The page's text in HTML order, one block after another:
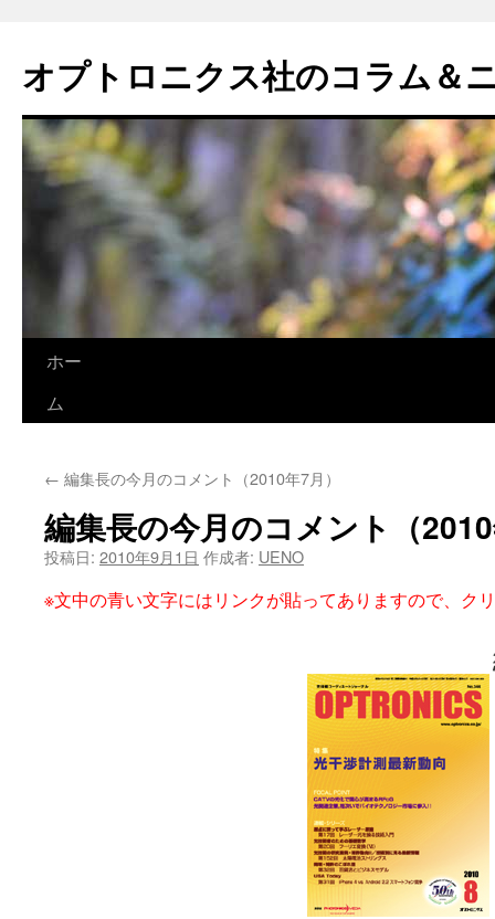
オプトロニクス社のコラム＆
ン
ツ
へ
ス
ホー
ム
← 編集長の今月のコメント（2010年7月）
編集長の今月のコメント（
投稿日: 2010年9月1日 作成者: UENO
※文中の青い文字にはリンクが貼ってありますので、ク